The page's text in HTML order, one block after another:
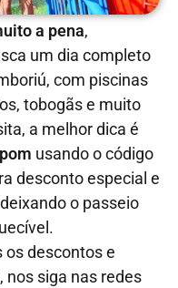
a pena,
um dia completo
com piscinas
tobogãs e muito
a melhor dica é
usando o código
desconto especial e
o passeio
os descontos e
nos siga nas redes